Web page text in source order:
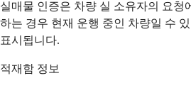
실매물 인증은 차량 실 소유자의 요청
하는 경우 현재 운행 중인 차량일 수
표시됩니다.
적재함 정보